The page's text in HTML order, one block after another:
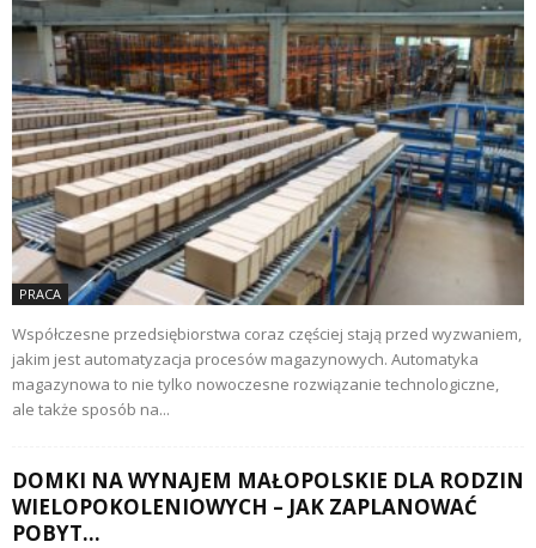
PRACA
Współczesne przedsiębiorstwa coraz częściej stają przed wyzwaniem,
jakim jest automatyzacja procesów magazynowych. Automatyka
magazynowa to nie tylko nowoczesne rozwiązanie technologiczne,
ale także sposób na...
DOMKI NA WYNAJEM MAŁOPOLSKIE DLA RODZIN
WIELOPOKOLENIOWYCH – JAK ZAPLANOWAĆ
POBYT...